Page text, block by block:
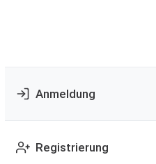
Anmeldung
Registrierung